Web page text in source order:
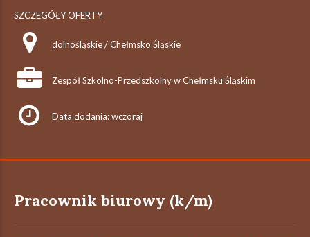
SZCZEGÓŁY OFERTY
dolnośląskie / Chełmsko Śląskie
Zespół Szkolno-Przedszkolny w Chełmsku Śląskim
Data dodania: wczoraj
Pracownik biurowy (k/m)